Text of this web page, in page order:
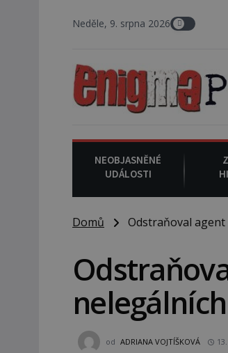
Neděle, 9. srpna 20269. srpna 1969
NEOBJASNĚNÉ
UDÁLOSTI
Domů Odstraňoval agent
od ADRIANA VOJTÍŠKOVÁ